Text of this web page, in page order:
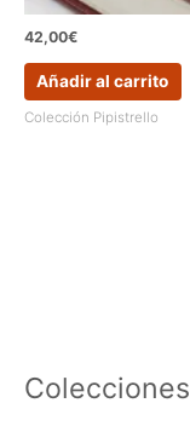
Colecciones
42,00€
Añadir al carrito
Colección Pipistrello